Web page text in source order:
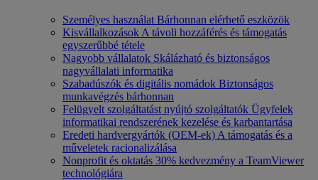
Személyes használat Bárhonnan elérhető eszközök
Kisvállalkozások A távoli hozzáférés és támogatás
egyszerűbbé tétele
Nagyobb vállalatok Skálázható és biztonságos
nagyvállalati informatika
Szabadúszók és digitális nomádok Biztonságos
munkavégzés bárhonnan
Felügyelt szolgáltatást nyújtó szolgáltatók Ügyfelek
informatikai rendszerének kezelése és karbantartása
Eredeti hardvergyártók (OEM-ek) A támogatás és a
műveletek racionalizálása
Nonprofit és oktatás 30% kedvezmény a TeamViewer
technológiára